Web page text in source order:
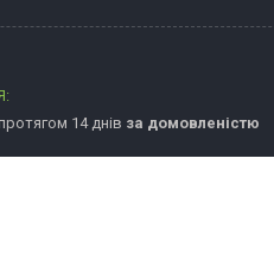
14 днів за домовленістю